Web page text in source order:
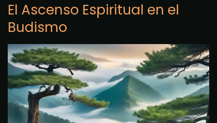
El Ascenso Espiritual en el
Budismo